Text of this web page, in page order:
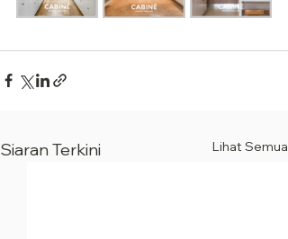
Siaran Terkini Lihat Semua